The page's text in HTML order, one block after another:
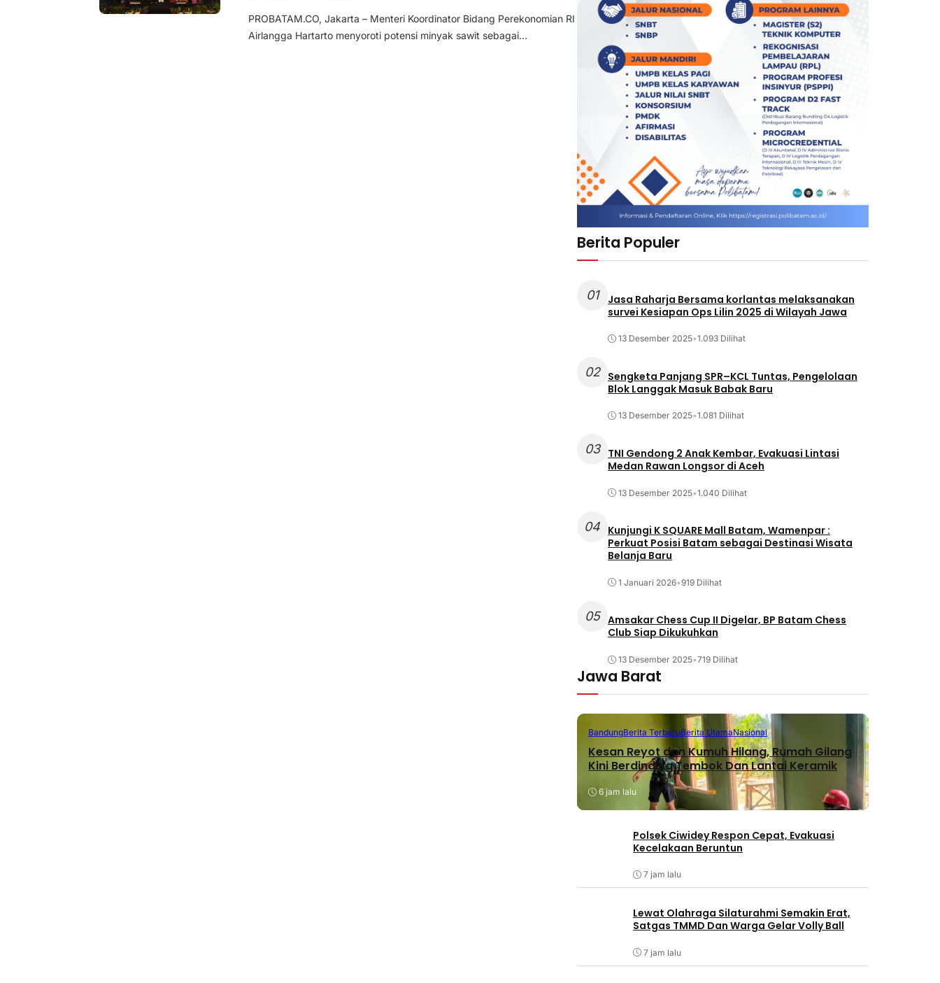
PROBATAM.CO, Jakarta – Menteri Koordinator Bidang Perekonomian RI
Airlangga Hartarto menyoroti potensi minyak sawit sebagai...
Berita Populer
01
Jasa Raharja Bersama korlantas melaksanakan
survei Kesiapan Ops Lilin 2025 di Wilayah Jawa
13 Desember 2025•1.093 Dilihat
02
Sengketa Panjang SPR–KCL Tuntas, Pengelolaan
Blok Langgak Masuk Babak Baru
13 Desember 2025•1.081 Dilihat
03
TNI Gendong 2 Anak Kembar, Evakuasi Lintasi
Medan Rawan Longsor di Aceh
13 Desember 2025•1.040 Dilihat
04 Kunjungi K SQUARE Mall Batam, Wamenpar :
Perkuat Posisi Batam sebagai Destinasi Wisata
Belanja Baru
1 Januari 2026•919 Dilihat
05 Amsakar Chess Cup II Digelar, BP Batam Chess
Club Siap Dikukuhkan
13 Desember 2025•719 Dilihat
Jawa Barat
BandungBerita TerbaruBerita UtamaNasional
Kesan Reyot dan Kumuh Hilang, Rumah Gilang
Kini Berdinding Tembok Dan Lantai Keramik
6 jam lalu
Polsek Ciwidey Respon Cepat, Evakuasi
Kecelakaan Beruntun
7 jam lalu
Lewat Olahraga Silaturahmi Semakin Erat,
Satgas TMMD Dan Warga Gelar Volly Ball
7 jam lalu